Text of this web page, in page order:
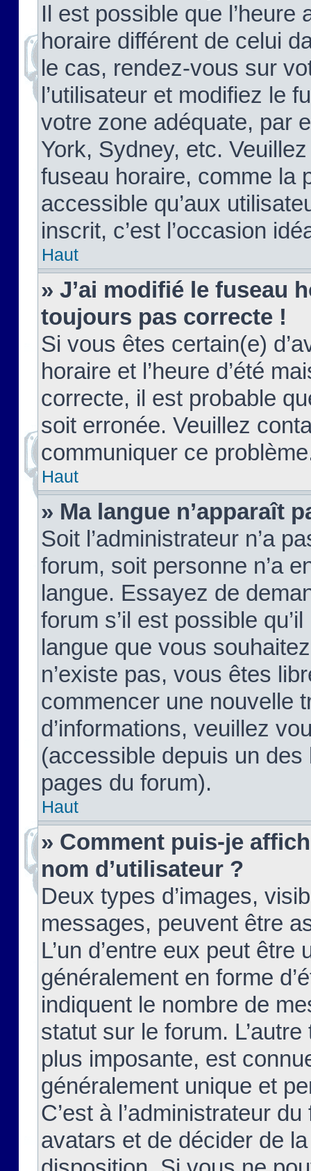
Il est possible que
horaire différent de celui
le cas, rendez-vous sur
l’utilisateur et modifiez le
votre zone adéquate, par
York, Sydney, etc.
fuseau horaire, comme la
accessible qu’aux
inscrit, c’est l’occasion
Haut
» J’ai modifié le fuseau
toujours pas correcte !
Si vous êtes certain(e)
horaire et l’heure d’été
correcte, il est probable
soit erronée. Veuillez
communiquer ce
Haut
» Ma langue n’apparaît
Soit l’administrateur n’a
forum, soit personne n’a
langue. Essayez de
forum s’il est possible
langue que vous
n’existe pas, vous êtes
commencer une nouvelle
d’informations, veuillez
(accessible depuis un
pages du forum).
Haut
» Comment puis-je
nom d’utilisateur ?
Deux types d’images,
messages, peuvent être
L’un d’entre eux peut
généralement en forme
indiquent le nombre de
statut sur le forum.
plus imposante, est
généralement unique et
C’est à l’administrateur
avatars et de décider de